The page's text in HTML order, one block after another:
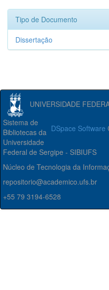
Tipo de Documento
Dissertação
UNIVERSIDADE
DSpace Software
Sistema de
Bibliotecas da
Universidade
Federal de Sergipe - SIBIUFS
Núcleo de Tecnologia da
repositorio@academico.ufs.br
+55 79 3194-6528